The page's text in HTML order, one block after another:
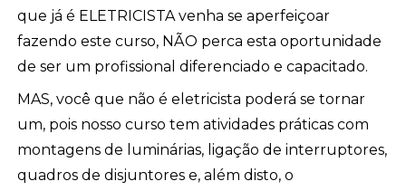
que já é ELETRICISTA venha se aperfeiçoar
fazendo este curso, NÃO perca esta oportunidade
de ser um profissional diferenciado e capacitado.
MAS, você que não é eletricista poderá se tornar
um, pois nosso curso tem atividades práticas com
montagens de luminárias, ligação de interruptores,
quadros de disjuntores e, além disto, o